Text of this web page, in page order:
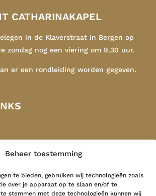
Beheer toestemming
te bieden, gebruiken wij technologieën zoals
over je apparaat op te slaan en/of te
stemmen met deze technologieën kunnen wij
CATHARINAKAPEL
in de Klaverstraat in Bergen op
zondag nog een viering om 9.30 uur.
er een rondleiding worden gegeven.